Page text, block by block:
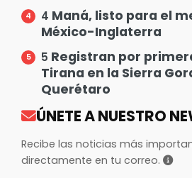
4 Maná, listo para el
México-Inglaterra
5 Registran por
Tirana en la Sierra
Querétaro
ÚNETE A NUESTRO
Recibe las noticias más
directamente en tu correo.